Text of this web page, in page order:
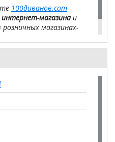
100диванов.com
магазинаи
магазинах-